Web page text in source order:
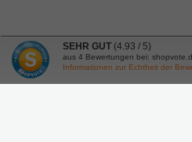
SEHR GUT (4.93 / 5)
aus 4 Bewertungen bei:
Informationen zur Echtheit der